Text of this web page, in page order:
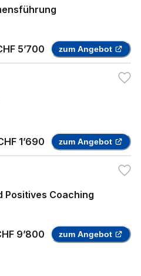
5’700 zum Angebot
1’690 zum Angebot
Positives Coaching
9’800 zum Angebot